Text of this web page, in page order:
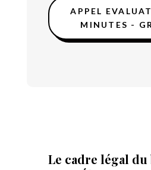
APPEL
MINUTES -
Le cadre légal du